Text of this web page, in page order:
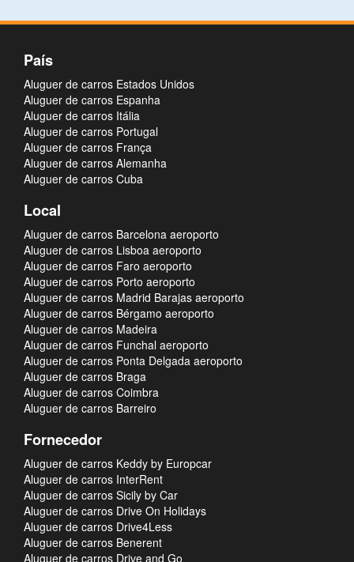
País
Aluguer de carros Estados Unidos
Aluguer de carros Espanha
Aluguer de carros Itália
Aluguer de carros Portugal
Aluguer de carros França
Aluguer de carros Alemanha
Aluguer de carros Cuba
Local
Aluguer de carros Barcelona aeroporto
Aluguer de carros Lisboa aeroporto
Aluguer de carros Faro aeroporto
Aluguer de carros Porto aeroporto
Aluguer de carros Madrid Barajas aeroporto
Aluguer de carros Bérgamo aeroporto
Aluguer de carros Madeira
Aluguer de carros Funchal aeroporto
Aluguer de carros Ponta Delgada aeroporto
Aluguer de carros Braga
Aluguer de carros Coimbra
Aluguer de carros Barreiro
Fornecedor
Aluguer de carros Keddy by Europcar
Aluguer de carros InterRent
Aluguer de carros Sicily by Car
Aluguer de carros Drive On Holidays
Aluguer de carros Drive4Less
Aluguer de carros Benerent
Aluguer de carros Drive and Go